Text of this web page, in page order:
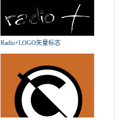
Radio+LOGO矢量标志